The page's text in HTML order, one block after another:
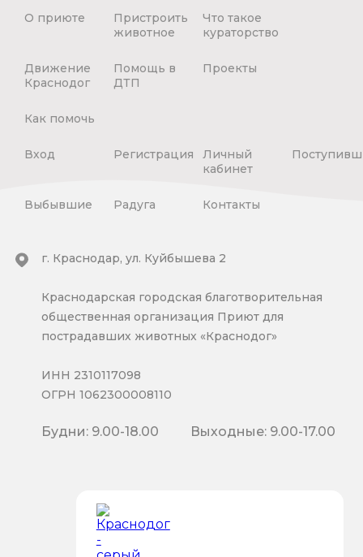
О приюте
Пристроить
животное
Что такое
кураторство
Движение
Краснодог
Помощь в
ДТП
Проекты
Как помочь
Вход Регистрация
Личный
кабинет
Выбывшие Радуга Контакты
г. Краснодар, ул. Куйбышева 2
Краснодарская городская благотворительная
общественная организация Приют для
пострадавших животных «Краснодог»
ИНН 2310117098
ОГРН 1062300008110
Будни: 9.00-18.00 Выходные: 9.00-17.00